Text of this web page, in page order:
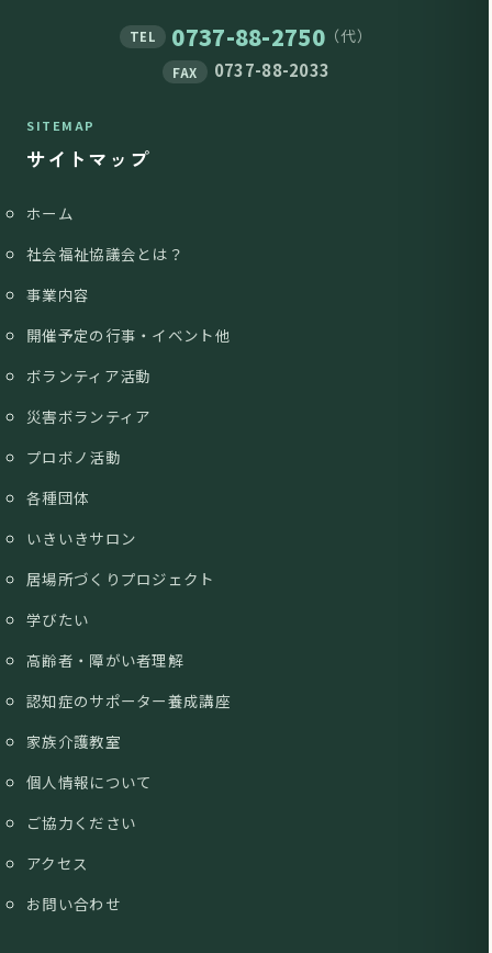
TEL 0737-88-2750（代）
FAX 0737-88-2033
SITEMAP
サイトマップ
ホーム
社会福祉協議会とは？
事業内容
開催予定の行事・イベント他
ボランティア活動
災害ボランティア
プロボノ活動
各種団体
いきいきサロン
居場所づくりプロジェクト
学びたい
高齢者・障がい者理解
認知症のサポーター養成講座
家族介護教室
個人情報について
ご協力ください
アクセス
お問い合わせ